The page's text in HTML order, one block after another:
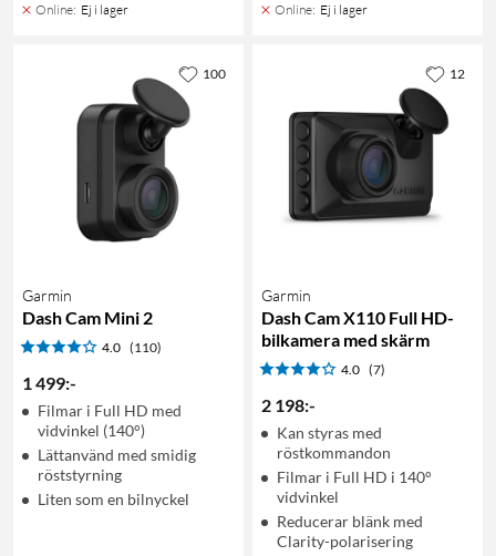
Online: Ej i lager Online: Ej i lager
Garmin
Dash Cam Mini 2
4.0 (110)
1 499:-
Filmar i Full HD med
vidvinkel (140°)
Lättanvänd med smidig
röststyrning
Liten som en bilnyckel
100
Garmin
Dash Cam X110 Full HD-
bilkamera med skärm
4.0 (7)
2 198:-
Kan styras med
röstkommandon
Filmar i Full HD i 140°
vidvinkel
Reducerar blänk med
Clarity-polarisering
12